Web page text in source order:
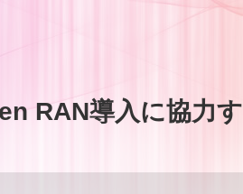
RAN導入に協力す